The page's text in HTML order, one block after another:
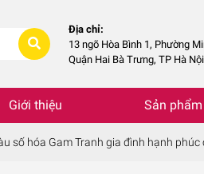
Địa chỉ:
13 ngõ Hòa Bình 1, Phường
Quận Hai Bà Trưng, TP Hà Nội
Giới thiệu Sản phẩm
số hóa Gam Tranh gia đình hạnh